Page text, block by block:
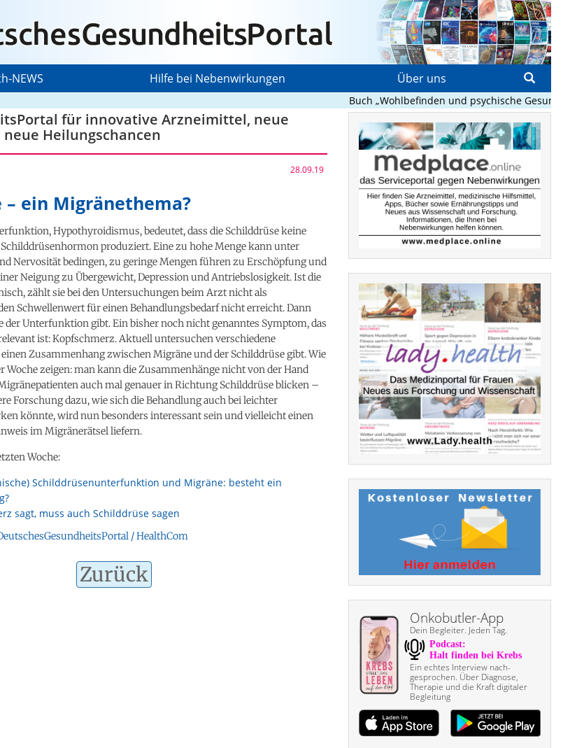
NEWS Hilfe bei Nebenwirkungen Über uns
Buch „Wohlbefinden und psychische Gesundheit in
für innovative Arzneimittel, neue
Heilungschancen
28.09.19
– ein Migränethema?
Hypothyroidismus, bedeutet, dass die Schilddrüse keine
produziert. Eine zu hohe Menge kann unter
Nervosität bedingen, zu geringe Mengen führen zu Erschöpfung und
Neigung zu Übergewicht, Depression und Antriebslosigkeit. Ist die
zählt sie bei den Untersuchungen beim Arzt nicht als
Schwellenwert für einen Behandlungsbedarf nicht erreicht. Dann
der Unterfunktion gibt. Ein bisher noch nicht genanntes Symptom, das
ist: Kopfschmerz. Aktuell untersuchen verschiedene
Zusammenhang zwischen Migräne und der Schilddrüse gibt. Wie
Woche zeigen: man kann die Zusammenhänge nicht von der Hand
auch mal genauer in Richtung Schilddrüse blicken –
Forschung dazu, wie sich die Behandlung auch bei leichter
könnte, wird nun besonders interessant sein und vielleicht einen
im Migränerätsel liefern.
Woche:
Schilddrüsenunterfunktion und Migräne: besteht ein
sagt, muss auch Schilddrüse sagen
/ HealthCom
Zurück
Onkobutler-App
Dein Begleiter. Jeden Tag.
Ein echtes Interview nach­
gesprochen. Über Diagnose,
Therapie und die Kraft digitaler
Begleitung